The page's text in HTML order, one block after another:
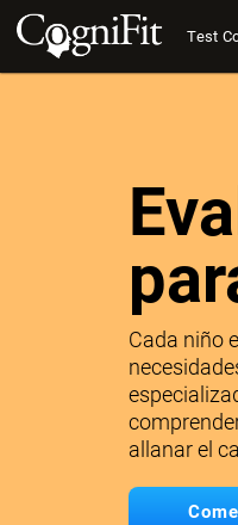
Test
Cada niño
allanar el